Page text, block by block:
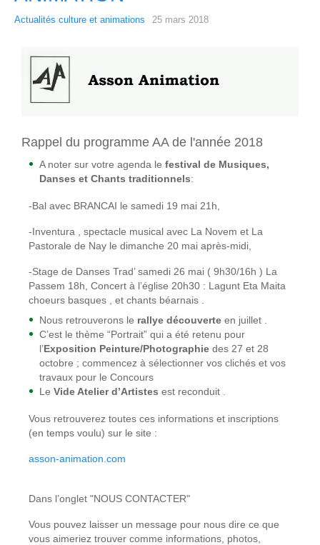
Actualités culture et animations 25 mars 2018
Rappel du programme AA de l'année 2018
A noter sur votre agenda le festival de Musiques,
Danses et Chants traditionnels:
-Bal avec BRANCAI le samedi 19 mai 21h,
-Inventura , spectacle musical avec La Novem et La
Pastorale de Nay le dimanche 20 mai après-midi,
-Stage de Danses Trad’ samedi 26 mai ( 9h30/16h ) La
Passem 18h, Concert à l’église 20h30 : Lagunt Eta Maita
choeurs basques , et chants béarnais .
Nous retrouverons le rallye découverte en juillet .
C’est le thème “Portrait” qui a été retenu pour
l’Exposition Peinture/Photographie des 27 et 28
octobre ; commencez à sélectionner vos clichés et vos
travaux pour le Concours
Le Vide Atelier d’Artistes est reconduit .
Vous retrouverez toutes ces informations et inscriptions
(en temps voulu) sur le site :
asson-animation.com
Dans l’onglet "NOUS CONTACTER"
Vous pouvez laisser un message pour nous dire ce que
vous aimeriez trouver comme informations, photos,